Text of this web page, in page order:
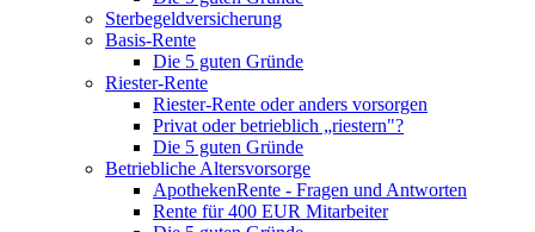
Sterbegeldversicherung
Basis-Rente
Die 5 guten Gründe
Riester-Rente
Riester-Rente oder anders vorsorgen
Privat oder betrieblich „riestern"?
Die 5 guten Gründe
Betriebliche Altersvorsorge
ApothekenRente - Fragen und Antworten
Rente für 400 EUR Mitarbeiter